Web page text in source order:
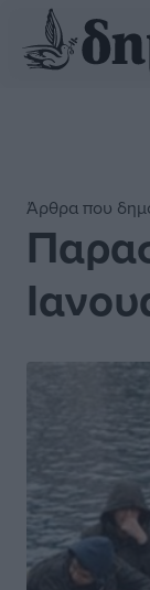
Άρθρα που